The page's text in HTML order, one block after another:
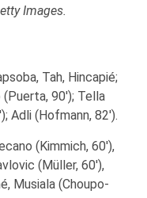
Images.
Tah, Hincapié;
90′); Tella
Adli (Hofmann, 82′).
(Kimmich, 60′),
(Müller, 60′),
Musiala (Choupo-